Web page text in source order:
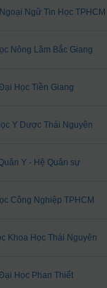
Ngữ Tin Học TPHCM
Nông Lâm Bắc Giang
Học Tiền Giang
Y Dược Thái Nguyên
Y - Hệ Quân sự
Công Nghiệp TPHCM
Khoa Học Thái Nguyên
Học Phan Thiết